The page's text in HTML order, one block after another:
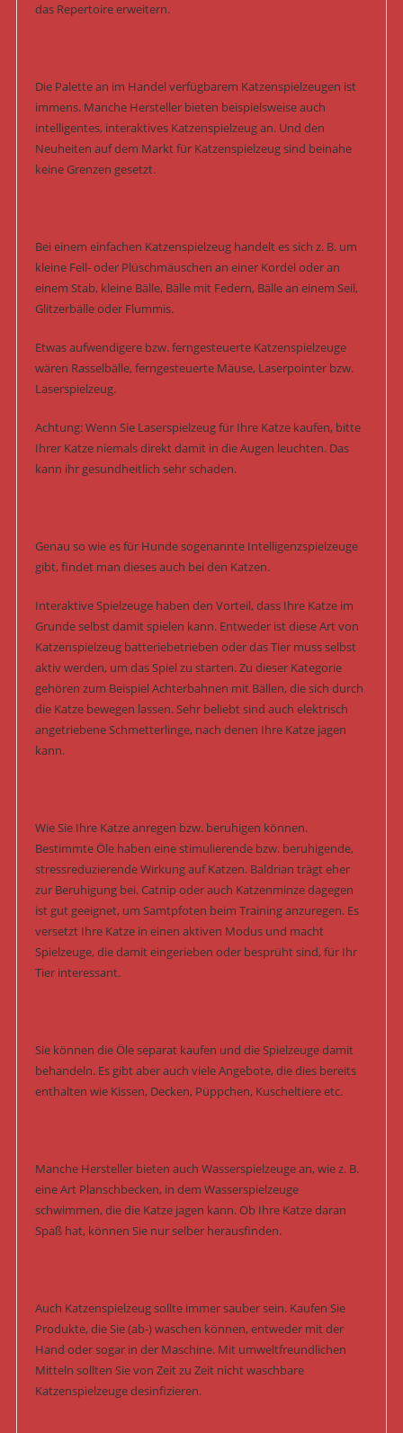
das Repertoire erweitern.
Die Palette an im Handel verfügbarem Katzenspielzeugen ist
immens. Manche Hersteller bieten beispielsweise auch
intelligentes, interaktives Katzenspielzeug an. Und den
Neuheiten auf dem Markt für Katzenspielzeug sind beinahe
keine Grenzen gesetzt.
Bei einem einfachen Katzenspielzeug handelt es sich z. B. um
kleine Fell- oder Plüschmäuschen an einer Kordel oder an
einem Stab, kleine Bälle, Bälle mit Federn, Bälle an einem Seil,
Glitzerbälle oder Flummis.
Etwas aufwendigere bzw. ferngesteuerte Katzenspielzeuge
wären Rasselbälle, ferngesteuerte Mäuse, Laserpointer bzw.
Laserspielzeug.
Achtung: Wenn Sie Laserspielzeug für Ihre Katze kaufen, bitte
Ihrer Katze niemals direkt damit in die Augen leuchten. Das
kann ihr gesundheitlich sehr schaden.
Genau so wie es für Hunde sogenannte Intelligenzspielzeuge
gibt, findet man dieses auch bei den Katzen.
Interaktive Spielzeuge haben den Vorteil, dass Ihre Katze im
Grunde selbst damit spielen kann. Entweder ist diese Art von
Katzenspielzeug batteriebetrieben oder das Tier muss selbst
aktiv werden, um das Spiel zu starten. Zu dieser Kategorie
gehören zum Beispiel Achterbahnen mit Bällen, die sich durch
die Katze bewegen lassen. Sehr beliebt sind auch elektrisch
angetriebene Schmetterlinge, nach denen Ihre Katze jagen
kann.
Wie Sie Ihre Katze anregen bzw. beruhigen können.
Bestimmte Öle haben eine stimulierende bzw. beruhigende,
stressreduzierende Wirkung auf Katzen. Baldrian trägt eher
zur Beruhigung bei. Catnip oder auch Katzenminze dagegen
ist gut geeignet, um Samtpfoten beim Training anzuregen. Es
versetzt Ihre Katze in einen aktiven Modus und macht
Spielzeuge, die damit eingerieben oder besprüht sind, für Ihr
Tier interessant.
Sie können die Öle separat kaufen und die Spielzeuge damit
behandeln. Es gibt aber auch viele Angebote, die dies bereits
enthalten wie Kissen, Decken, Püppchen, Kuscheltiere etc.
Manche Hersteller bieten auch Wasserspielzeuge an, wie z. B.
eine Art Planschbecken, in dem Wasserspielzeuge
schwimmen, die die Katze jagen kann. Ob Ihre Katze daran
Spaß hat, können Sie nur selber herausfinden.
Auch Katzenspielzeug sollte immer sauber sein. Kaufen Sie
Produkte, die Sie (ab-) waschen können, entweder mit der
Hand oder sogar in der Maschine. Mit umweltfreundlichen
Mitteln sollten Sie von Zeit zu Zeit nicht waschbare
Katzenspielzeuge desinfizieren.